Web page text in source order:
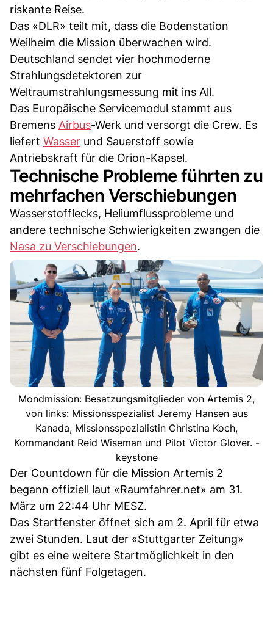
riskante Reise.
Das «DLR» teilt mit, dass die Bodenstation
Weilheim die Mission überwachen wird.
Deutschland sendet vier hochmoderne
Strahlungsdetektoren zur
Weltraumstrahlungsmessung mit ins All.
Das Europäische Servicemodul stammt aus
Bremens Airbus-Werk und versorgt die Crew. Es
liefert Wasser und Sauerstoff sowie
Antriebskraft für die Orion-Kapsel.
Technische Probleme führten zu
mehrfachen Verschiebungen
Wasserstofflecks, Heliumflussprobleme und
andere technische Schwierigkeiten zwangen die
Nasa zu Verschiebungen.
Mondmission: Besatzungsmitglieder von Artemis 2,
von links: Missionsspezialist Jeremy Hansen aus
Kanada, Missionsspezialistin Christina Koch,
Kommandant Reid Wiseman und Pilot Victor Glover. -
keystone
Der Countdown für die Mission Artemis 2
begann offiziell laut «Raumfahrer.net» am 31.
März um 22:44 Uhr MESZ.
Das Startfenster öffnet sich am 2. April für etwa
zwei Stunden. Laut der «Stuttgarter Zeitung»
gibt es eine weitere Startmöglichkeit in den
nächsten fünf Folgetagen.